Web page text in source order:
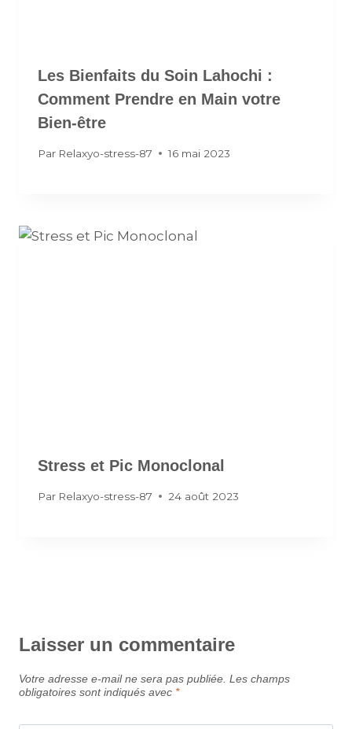
Les Bienfaits du Soin Lahochi :
Comment Prendre en Main votre
Bien-être
Par Relaxyo-stress-87 16 mai 2023
Stress et Pic Monoclonal
Par Relaxyo-stress-87 24 août 2023
Laisser un commentaire
Votre adresse e-mail ne sera pas publiée. Les champs
obligatoires sont indiqués avec *